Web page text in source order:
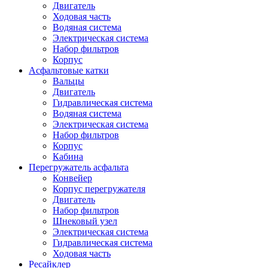
Двигатель
Ходовая часть
Водяная система
Электрическая система
Набор фильтров
Корпус
Асфальтовые катки
Вальцы
Двигатель
Гидравлическая система
Водяная система
Электрическая система
Набор фильтров
Корпус
Кабина
Перегружатель асфальта
Конвейер
Корпус перегружателя
Двигатель
Набор фильтров
Шнековый узел
Электрическая система
Гидравлическая система
Ходовая часть
Ресайклер